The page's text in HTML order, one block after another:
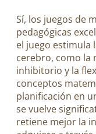
Sí, los juegos de
pedagógicas
el juego estimula
cerebro, como la
inhibitorio y la
conceptos
planificación en
se vuelve
retiene mejor la